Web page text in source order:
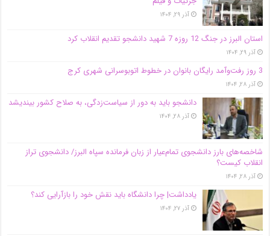
آذر ۲۹, ۱۴۰۴
استان البرز در جنگ 12 روزه 7 شهید دانشجو تقدیم انقلاب کرد
آذر ۲۹, ۱۴۰۴
3 روز رفت‌وآمد رایگان بانوان در خطوط اتوبوسرانی شهری کرج
آذر ۲۸, ۱۴۰۴
دانشجو باید به دور از سیاست‌زدگی، به صلاح کشور بیندیشد
آذر ۲۸, ۱۴۰۴
شاخصه‌های بارز دانشجوی تمام‌عیار از زبان فرمانده سپاه البرز/ دانشجوی تراز
انقلاب کیست؟
آذر ۲۸, ۱۴۰۴
یادداشت| چرا دانشگاه باید نقش خود را بازآرایی کند؟
آذر ۲۷, ۱۴۰۴